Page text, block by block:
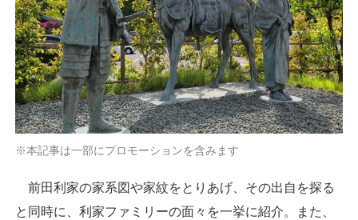
※本記事は一部にプロモーションを含みます
前田利家の家系図や家紋をとりあげ、その出自を探る
と同時に、利家ファミリーの面々を一挙に紹介。また、